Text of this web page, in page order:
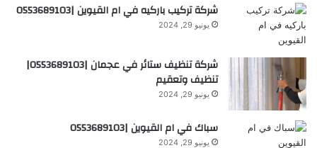
شركة تركيب باركيه في ام القيوين |0553689103
يونيو 29, 2024
شركة تنظيف ستائر في عجمان |0553689103|
تنظيف وتعقيم
يونيو 29, 2024
سباك في ام القيوين |0553689103
يونيو 29, 2024